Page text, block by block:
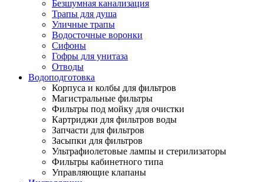
Безшумная канализация
Трапы для душа
Уличные трапы
Водосточные воронки
Сифоны
Гофры для унитаза
Отводы
Водоподготовка
Корпуса и колбы для фильтров
Магистральные фильтры
Фильтры под мойку для очистки
Картриджи для фильтров воды
Запчасти для фильтров
Засыпки для фильтров
Ультрафиолетовые лампы и стерилизаторы
Фильтры кабинетного типа
Управляющие клапаны